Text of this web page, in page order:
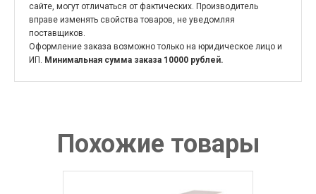
сайте, могут отличаться от фактических. Производитель
вправе изменять свойства товаров, не уведомляя
поставщиков.
Оформление заказа возможно только на юридическое лицо и
ИП. Минимальная сумма заказа 10000 рублей.
Похожие товары